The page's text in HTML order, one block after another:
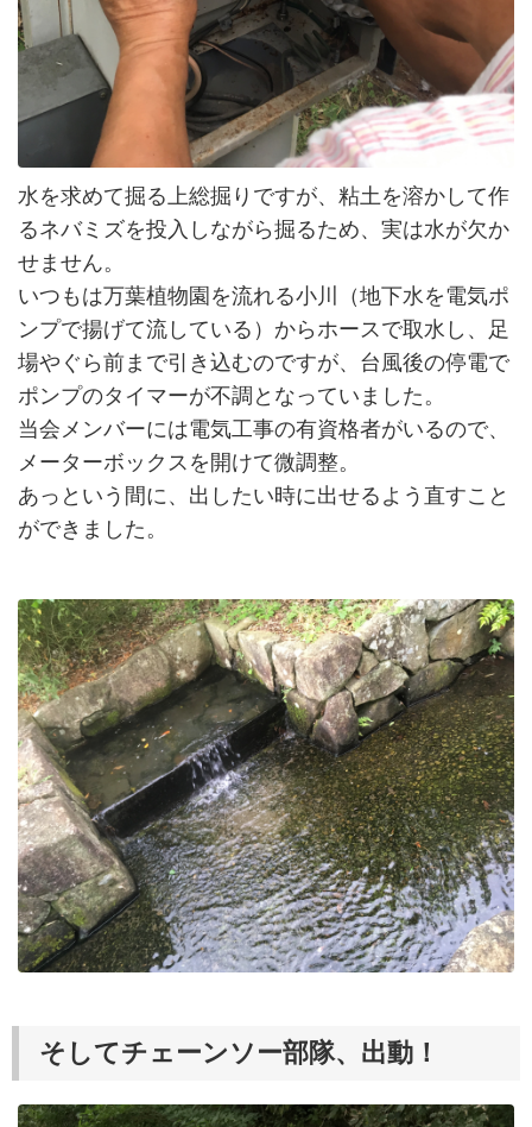
水を求めて掘る上総掘りですが、粘土を溶かして作
るネバミズを投入しながら掘るため、実は水が欠か
せません。
いつもは万葉植物園を流れる小川（地下水を電気ポ
ンプで揚げて流している）からホースで取水し、足
場やぐら前まで引き込むのですが、台風後の停電で
ポンプのタイマーが不調となっていました。
当会メンバーには電気工事の有資格者がいるので、
メーターボックスを開けて微調整。
あっという間に、出したい時に出せるよう直すこと
ができました。
そしてチェーンソー部隊、出動！